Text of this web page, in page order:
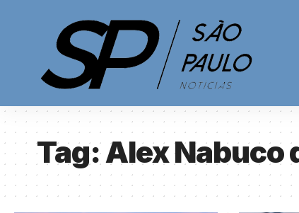
Tag:Alex Nabuco